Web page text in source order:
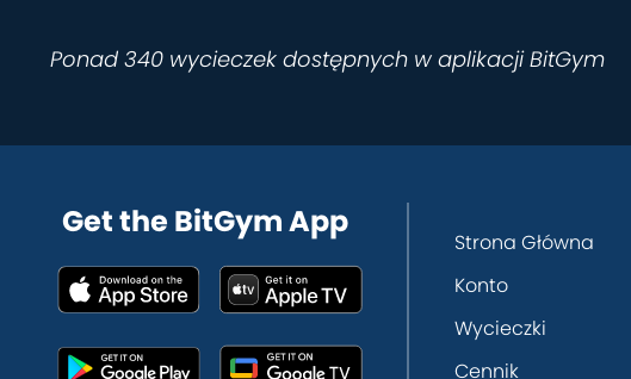
Ponad 340 wycieczek dostępnych w aplikacji BitGym
Get the BitGym App
Strona Główna
Konto
Wycieczki
Cennik